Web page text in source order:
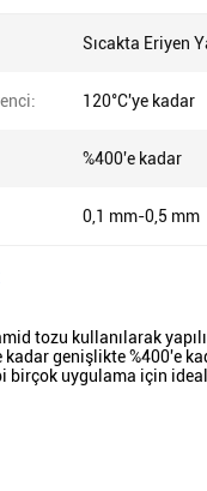
Sıcakta Eriyen
120°C'ye kadar
%400'e kadar
0,1 mm-0,5 mm
tozu kullanılarak
kadar genişlikte %400'e
birçok uygulama için